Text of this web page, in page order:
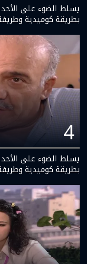
يسلط الضوء على
بطريقة كوميدية
4
يسلط الضوء على
بطريقة كوميدية